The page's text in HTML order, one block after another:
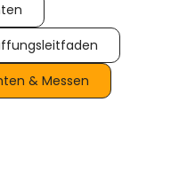
& Messen